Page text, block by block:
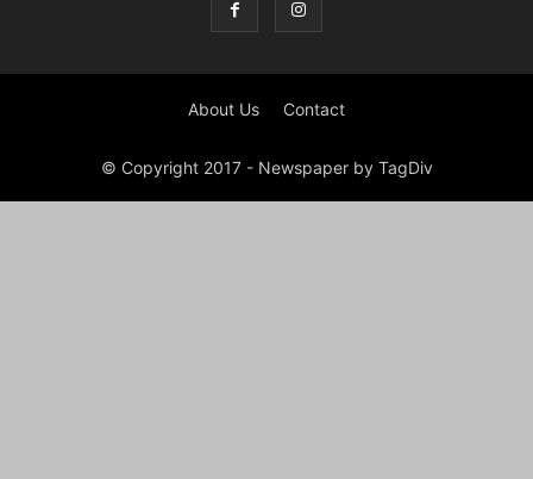
About Us Contact
© Copyright 2017 - Newspaper by TagDiv